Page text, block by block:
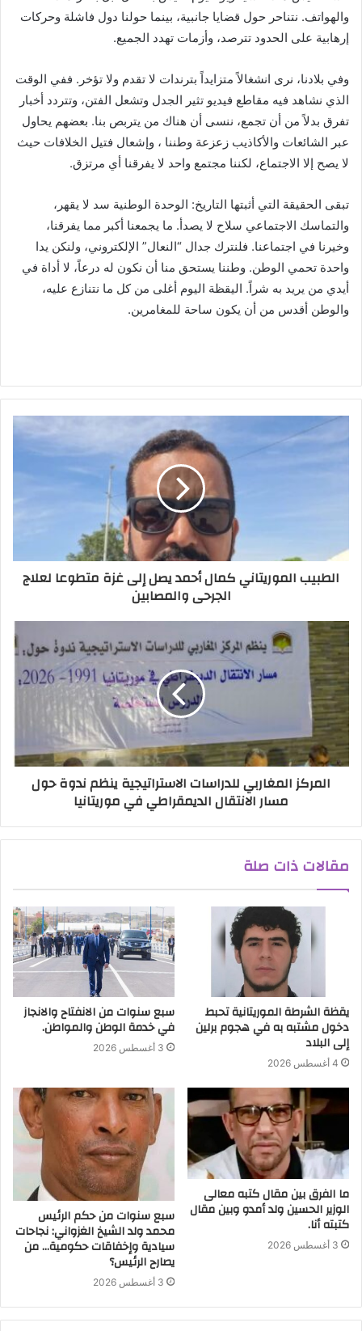
والهواتف. نتناحر حول قضايا جانبية، بينما حولنا دول فاشلة وحركات
إرهابية على الحدود تترصد، وأزمات تهدد الجميع.
وفي بلادنا، نرى انشغالاً متزايداً بترندات لا تقدم ولا تؤخر. ففي الوقت
الذي نشاهد فيه مقاطع فيديو تثير الجدل وتشعل الفتن، وتتردد أخبار
تفرق بدلاً من أن تجمع، ننسى أن هناك من يتربص بنا. بعضهم يحاول
عبر الشائعات والأكاذيب زعزعة وطننا ، وإشعال فتيل الخلافات حيث
لا يصح إلا الاجتماع، لكننا مجتمع واحد لا يفرقنا أي مرتزق.
تبقى الحقيقة التي أثبتها التاريخ: الوحدة الوطنية سد لا يقهر،
والتماسك الاجتماعي سلاح لا يصدأ. ما يجمعنا أكبر مما يفرقنا،
وخيرنا في اجتماعنا. فلنترك جدال “النعال” الإلكتروني، ولنكن يدا
واحدة تحمي الوطن. وطننا يستحق منا أن نكون له درعاً، لا أداة في
أيدي من يريد به شراً. اليقظة اليوم أغلى من كل ما نتنازع عليه،
والوطن أقدس من أن يكون ساحة للمغامرين.
الطبيب الموريتاني كمال أحمد يصل إلى غزة متطوعا لعلاج
الجرحى والمصابين
المركز المغاربي للدراسات الاستراتيجية ينظم ندوة حول
مسار الانتقال الديمقراطي في موريتانيا
مقالات ذات صلة
يقظة الشرطة الموريتانية تحبط
دخول مشتبه به في هجوم برلين
إلى البلاد
4 أغسطس 2026
سبع سنوات من الانفتاح والانجاز
في خدمة الوطن والمواطن.
3 أغسطس 2026
ما الفرق بين مقال كتبه معالى
الوزير الحسين ولد أمدو وبين مقال
كتبته أنا.
3 أغسطس 2026
سبع سنوات من حكم الرئيس
محمد ولد الشيخ الغزواني: نجاحات
سيادية وإخفاقات حكومية… من
يصارح الرئيس؟
3 أغسطس 2026